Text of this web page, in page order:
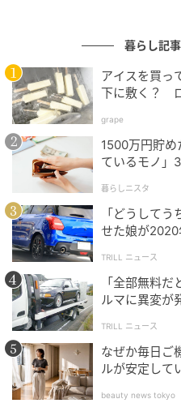
ワイヤレス接続
対応機能：ワイヤレス
暮らし記
アイスを買っ
下に敷く？
grape
1500万円貯
ているモノ」
暮らしニスタ
「どうして
せた娘が2020
TRILL ニュース
「全部無料
ルマに異変が
TRILL ニュース
なぜか毎日ご
ルが安定して
beauty news tokyo